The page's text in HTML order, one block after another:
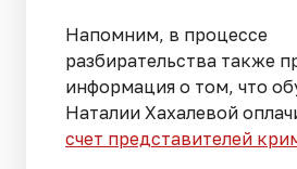
Напомним, в процессе
разбирательства также
информация о том, что
Наталии Хахалевой
счет представителей